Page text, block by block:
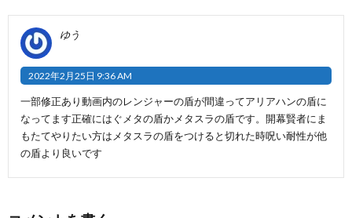
ゆう
2022年2月25日 9:36 AM
一部修正あり動画内のレンジャーの盾が間違ってアリアハンの盾に
なってます正確にはぐメタの盾かメタスラの盾です。開幕賢者にま
もたてやりたい方はメタスラの盾をつけると切れた時呪い耐性が他
の盾より良いです